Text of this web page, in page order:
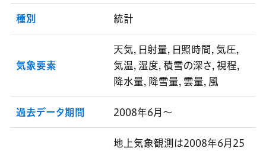
種別 統計
気象要素
天気, 日射量, 日照時間, 気圧,
気温, 湿度, 積雪の深さ, 視程,
降水量, 降雪量, 雲量, 風
過去データ期間 2008年6月～
地上気象観測は2008年6月25